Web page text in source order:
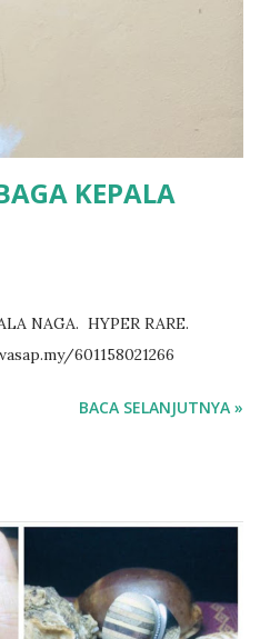
KEPALA
NAGA. HYPER RARE.
601158021266
BACA SELANJUTNYA »